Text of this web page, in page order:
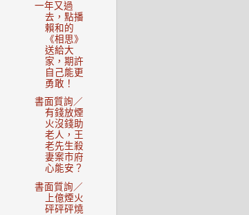
一年又過
去，點播
賴和的
《相思》
送給大
家，期許
自己能更
勇敢！
書面質詢／
有錢放煙
火沒錢助
老人，王
老先生殺
妻案市府
心能安？
書面質詢／
上億煙火
砰砰砰燒